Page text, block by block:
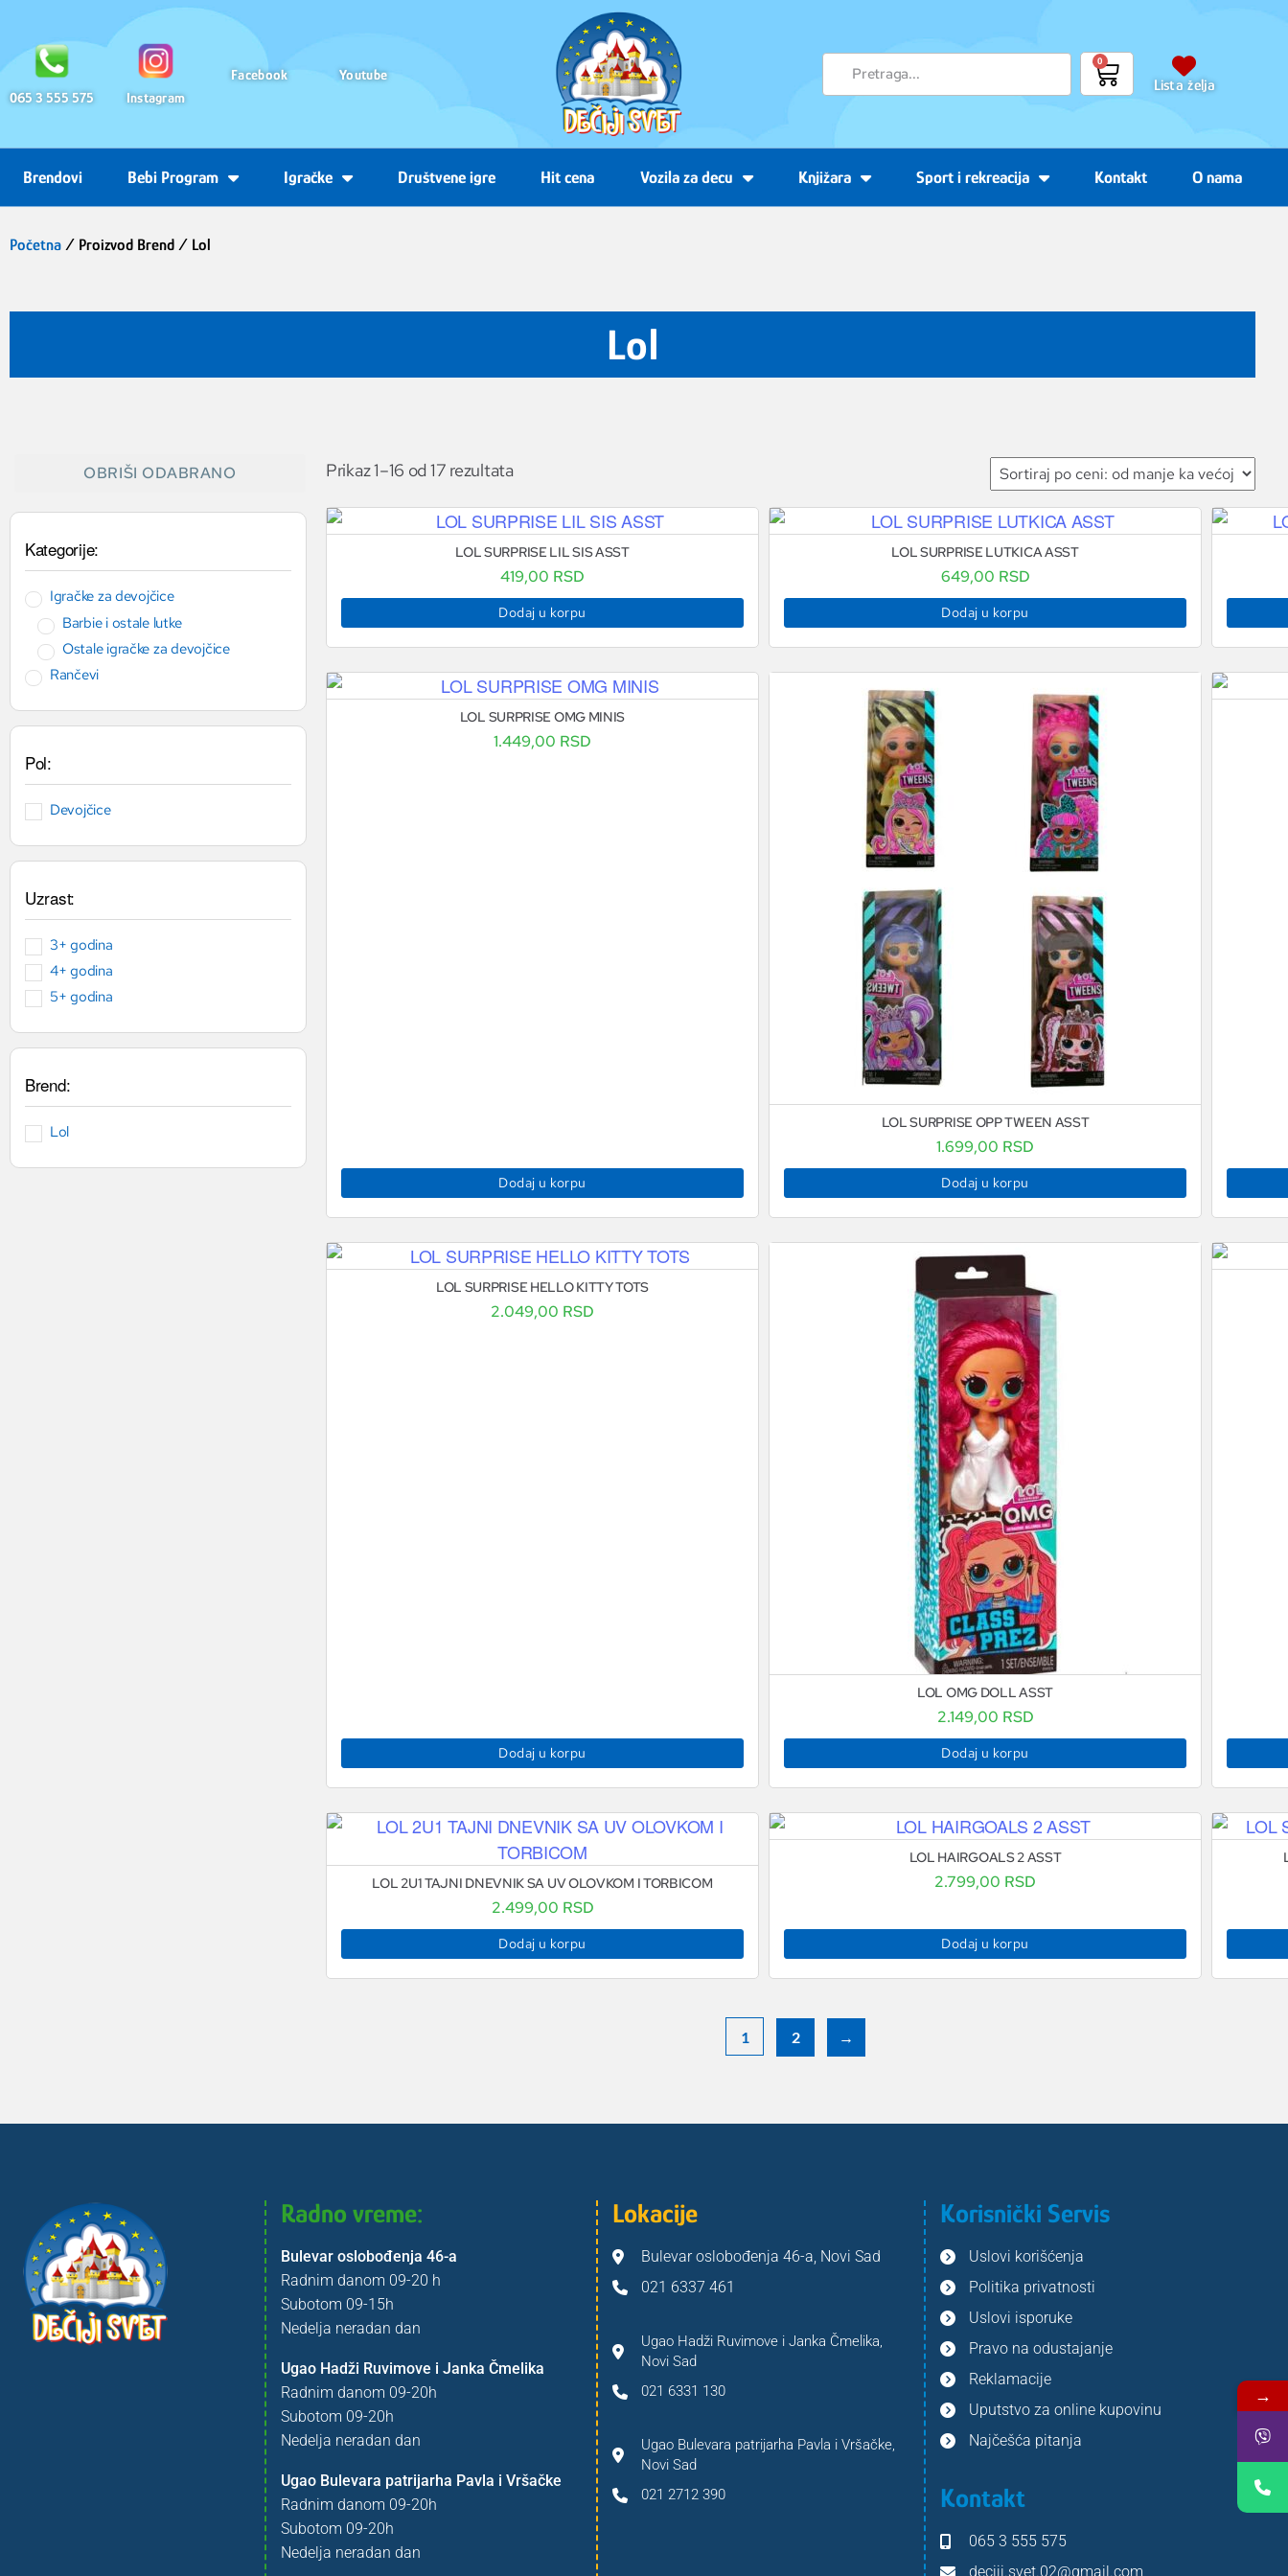
065 3 555 575 Instagram
Facebook Youtube
0
Lista želja
Brendovi Bebi Program Igračke Društvene igre Hit cena Vozila za decu Knjižara Sport i rekreacija Kontakt O nama
Početna / Proizvod Brend / Lol
Lol
OBRIŠI ODABRANO
Kategorije:
Igračke za devojčice
Barbie i ostale lutke
Ostale igračke za devojčice
Rančevi
Pol:
Devojčice
Uzrast:
3+ godina
4+ godina
5+ godina
Brend:
Lol
Prikaz 1–16 od 17 rezultata
LOL SURPRISE LIL SIS ASST
419,00 RSD
Dodaj u korpu
LOL SURPRISE LUTKICA ASST
649,00 RSD
Dodaj u korpu
LOL SURPRISE OMG MINIS
1.449,00 RSD
Dodaj u korpu
LOL SURPRISE OPP TWEEN ASST
1.699,00 RSD
Dodaj u korpu
LOL SURPRISE HELLO KITTY TOTS
2.049,00 RSD
Dodaj u korpu
LOL OMG DOLL ASST
2.149,00 RSD
Dodaj u korpu
LOL 2U1 TAJNI DNEVNIK SA UV OLOVKOM I TORBICOM
2.499,00 RSD
Dodaj u korpu
LOL HAIRGOALS 2 ASST
2.799,00 RSD
Dodaj u korpu
1 2 →
Radno vreme:
Bulevar oslobođenja 46-a
Radnim danom 09-20 h
Subotom 09-15h
Nedelja neradan dan
Ugao Hadži Ruvimove i Janka Čmelika
Radnim danom 09-20h
Subotom 09-20h
Nedelja neradan dan
Ugao Bulevara patrijarha Pavla i Vršačke
Radnim danom 09-20h
Subotom 09-20h
Nedelja neradan dan
Lokacije
Bulevar oslobođenja 46-a, Novi Sad
021 6337 461
Ugao Hadži Ruvimove i Janka Čmelika,
Novi Sad
021 6331 130
Ugao Bulevara patrijarha Pavla i Vršačke,
Novi Sad
021 2712 390
Korisnički Servis
Uslovi korišćenja
Politika privatnosti
Uslovi isporuke
Pravo na odustajanje
Reklamacije
Uputstvo za online kupovinu
Najčešća pitanja
Kontakt
065 3 555 575
deciji.svet.02@gmail.com
→